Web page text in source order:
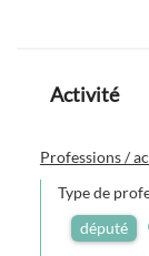
Activité
Professions /
Type de
député